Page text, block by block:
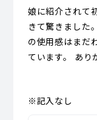
娘に紹介されて
きて驚きました
の使用感はまだ
ています。 あり
※記入なし